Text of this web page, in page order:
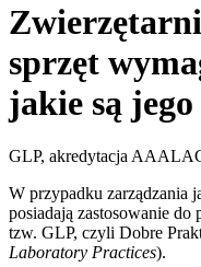
sprzęt
jakie są
GLP, akredytacja
W przypadku zarządzania
posiadają zastosowanie
tzw. GLP, czyli Dobre
Laboratory Practices).